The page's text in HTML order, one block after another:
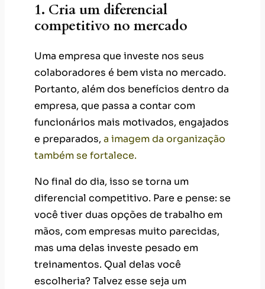
1. Cria um diferencial
competitivo no mercado
Uma empresa que investe nos seus
colaboradores é bem vista no mercado.
Portanto, além dos benefícios dentro da
empresa, que passa a contar com
funcionários mais motivados, engajados
e preparados, a imagem da organização
também se fortalece.
No final do dia, isso se torna um
diferencial competitivo. Pare e pense: se
você tiver duas opções de trabalho em
mãos, com empresas muito parecidas,
mas uma delas investe pesado em
treinamentos. Qual delas você
escolheria? Talvez esse seja um